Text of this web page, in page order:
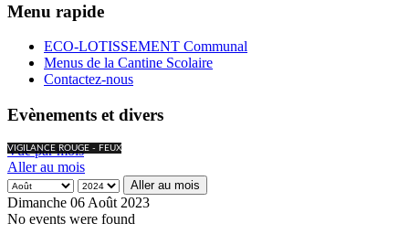
Menu rapide
ECO-LOTISSEMENT Communal
Menus de la Cantine Scolaire
Contactez-nous
Evènements et divers
VIGILANCE ROUGE - FEUX
Vue par mois
Aller au mois
Aller au mois
Dimanche 06 Août 2023
No events were found